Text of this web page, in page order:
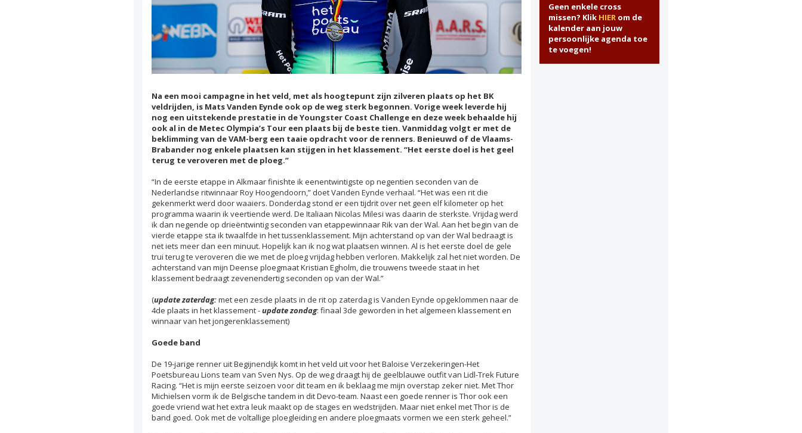
Na een mooi campagne in het veld, met als hoogtepunt zijn zilveren plaats op het BK
veldrijden, is Mats Vanden Eynde ook op de weg sterk begonnen. Vorige week leverde hij
nog een uitstekende prestatie in de Youngster Coast Challenge en deze week behaalde hij
ook al in de Metec Olympia’s Tour een plaats bij de beste tien. Vanmiddag volgt er met de
beklimming van de VAM-berg een taaie opdracht voor de renners. Benieuwd of de Vlaams-
Brabander nog enkele plaatsen kan stijgen in het klassement. “Het eerste doel is het geel
terug te veroveren met de ploeg.”
“In de eerste etappe in Alkmaar finishte ik eenentwintigste op negentien seconden van de
Nederlandse ritwinnaar Roy Hoogendoorn,” doet Vanden Eynde verhaal. “Het was een rit die
gekenmerkt werd door waaiers. Donderdag stond er een tijdrit over net geen elf kilometer op het
programma waarin ik veertiende werd. De Italiaan Nicolas Milesi was daarin de sterkste. Vrijdag werd
ik dan negende op drieëntwintig seconden van etappewinnaar Rik van der Wal. Aan het begin van de
vierde etappe sta ik twaalfde in het tussenklassement. Mijn achterstand op van der Wal bedraagt is
net iets meer dan een minuut. Hopelijk kan ik nog wat plaatsen winnen. Al is het eerste doel de gele
trui terug te veroveren die we met de ploeg vrijdag hebben verloren. Makkelijk zal het niet worden. De
achterstand van mijn Deense ploegmaat Kristian Egholm, die trouwens tweede staat in het
klassement bedraagt zevenendertig seconden op van der Wal.”
(update zaterdag:met een zesde plaats in de rit op zaterdag is Vanden Eynde opgeklommen naar de
4de plaats in het klassement -update zondag: finaal 3de geworden in het algemeen klassement en
winnaar van het jongerenklassement)
Goede band
De 19-jarige renner uit Begijnendijk komt in het veld uit voor het Baloise Verzekeringen-Het
Poetsbureau Lions team van Sven Nys. Op de weg draagt hij de geelblauwe outfit van Lidl-Trek Future
Racing. “Het is mijn eerste seizoen voor dit team en ik beklaag me mijn overstap zeker niet. Met Thor
Michielsen vorm ik de Belgische tandem in dit Devo-team. Naast een goede renner is Thor ook een
goede vriend wat het extra leuk maakt op de stages en wedstrijden. Maar niet enkel met Thor is de
band goed. Ook met de voltallige ploegleiding en andere ploegmaats vormen we een sterk geheel.”
Geen enkele cross
missen? Klik HIERom de
kalender aan jouw
persoonlijke agenda toe
te voegen!